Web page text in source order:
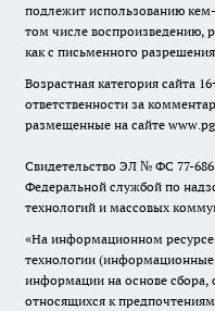
подлежит использованию
том числе воспроизведению,
как с письменного
Возрастная категория сайта
ответственности за
размещенные на сайте
Свидетельство ЭЛ № ФС 77-
Федеральной службой по
технологий и массовых
«На информационном
технологии (информационные
информации на основе сбора,
относящихся к